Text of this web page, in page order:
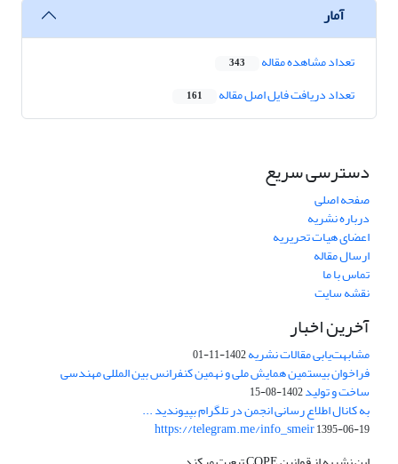
آمار
تعداد مشاهده مقاله 343
تعداد دریافت فایل اصل مقاله 161
دسترسی سریع
صفحه اصلی
درباره نشریه
اعضای هیات تحریریه
ارسال مقاله
تماس با ما
نقشه سایت
آخرین اخبار
مشابهت‌یابی مقالات نشریه1402-11-01
فراخوان بیستمین همایش ملی و نهمین کنفرانس بین المللی مهندسی
ساخت و تولید1402-08-15
به کانال اطلاع رسانی انجمن در تلگرام بپیوندید ...
https://telegram.me/info_smeir1395-06-19